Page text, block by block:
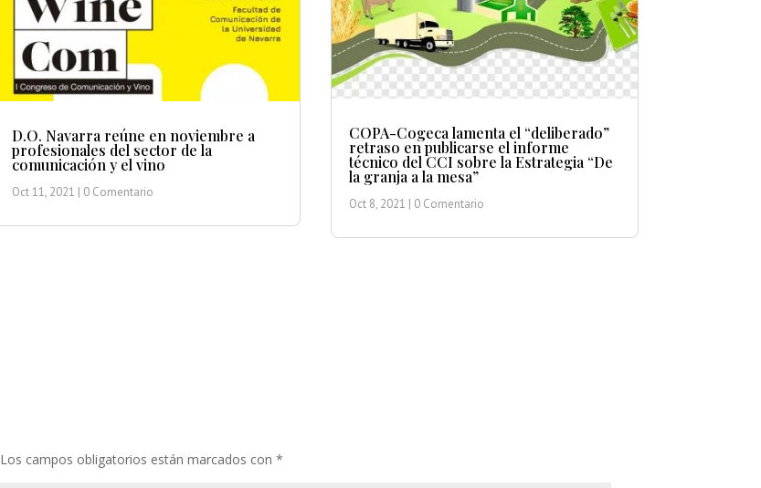
D.O. Navarra reúne en noviembre a
profesionales del sector de la
comunicación y el vino
Oct 11, 2021 | 0 Comentario
COPA-Cogeca lamenta el “deliberado”
retraso en publicarse el informe
técnico del CCI sobre la Estrategia “De
la granja a la mesa”
Oct 8, 2021 | 0 Comentario
Los campos obligatorios están marcados con*